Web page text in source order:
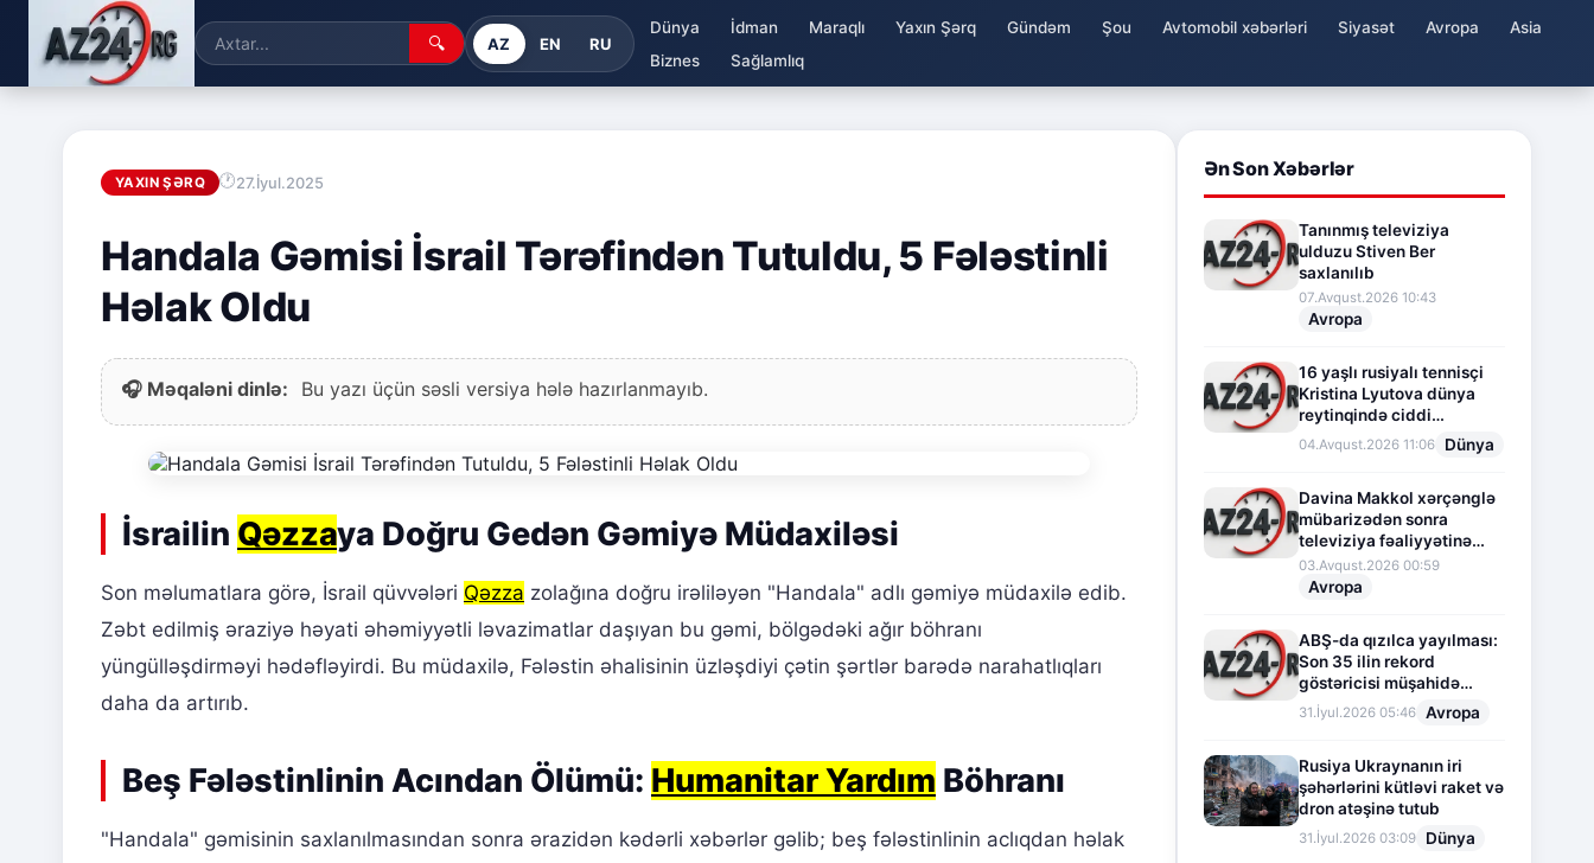
🔍 AZ EN RU
Dünya İdman Maraqlı Yaxın Şərq Gündəm Şou Avtomobil xəbərləri Siyasət Avropa
Asia
Biznes
Sağlamlıq
YAXIN ŞƏRQ 27.İyul.2025
Handala Gəmisi İsrail Tərəfindən Tutuldu, 5 Fələstinli
Həlak Oldu
🎧 Məqaləni dinlə: Bu yazı üçün səsli versiya hələ hazırlanmayıb.
İsrailin Qəzzaya Doğru Gedən Gəmiyə Müdaxiləsi
Son məlumatlara görə, İsrail qüvvələri Qəzza zolağına doğru irəliləyən "Handala" adlı gəmiyə müdaxilə edib.
Zəbt edilmiş əraziyə həyati əhəmiyyətli ləvazimatlar daşıyan bu gəmi, bölgədəki ağır böhranı
yüngülləşdirməyi hədəfləyirdi. Bu müdaxilə, Fələstin əhalisinin üzləşdiyi çətin şərtlər barədə narahatlıqları
daha da artırıb.
Beş Fələstinlinin Acından Ölümü: Humanitar Yardım Böhranı
"Handala" gəmisinin saxlanılmasından sonra ərazidən kədərli xəbərlər gəlib; beş fələstinlinin aclıqdan həlak
Ən Son Xəbərlər
Tanınmış televiziya
ulduzu Stiven Ber
saxlanılıb
07.Avqust.2026 10:43
Avropa
16 yaşlı rusiyalı tennisçi
Kristina Lyutova dünya
reytinqində ciddi
irəliləyişə imza atdı
04.Avqust.2026 11:06 Dünya
Davina Makkol xərçənglə
mübarizədən sonra
televiziya fəaliyyətinə
fasilə verir
03.Avqust.2026 00:59
Avropa
ABŞ-da qızılca yayılması:
Son 35 ilin rekord
göstəricisi müşahidə
olunur
31.İyul.2026 05:46 Avropa
Rusiya Ukraynanın iri
şəhərlərini kütləvi raket və
dron atəşinə tutub
31.İyul.2026 03:09 Dünya